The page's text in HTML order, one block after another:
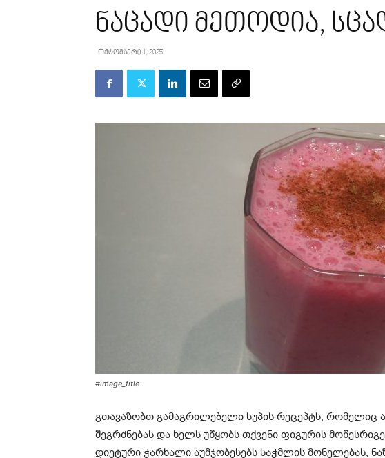
ნაცადი მეთოდია,
ოქტომბერი 1, 2025
#image_title
გთავაზობთ გამაგრილებელი სუპის რეცეპტს, რომელიც
შეგრძნებას და ხელს უწყობს თქვენი ფიგურის
დიეტური ჭარხალი აუმჯობესებს საჭმლის მონელებას,